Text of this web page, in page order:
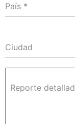
País *
Ciudad
Reporte